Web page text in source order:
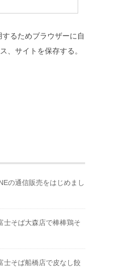
るためブラウザーに自
、サイトを保存する。
の通信販売をはじめまし
士そば大森店で棒棒鶏そ
士そば船橋店で皮なし餃